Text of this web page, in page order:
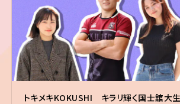
トキメキKOKUSHI キラリ輝く国士舘大